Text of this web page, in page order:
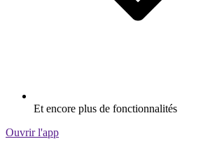
Et encore plus de fonctionnalités
Ouvrir l'app